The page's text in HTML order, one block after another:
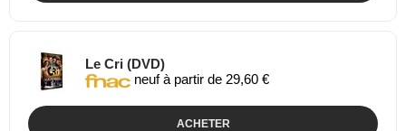
Le Cri (DVD)
neuf à partir de 29,60 €
ACHETER